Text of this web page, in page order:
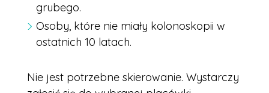
grubego.
Osoby, które nie miały kolonoskopii w
ostatnich 10 latach.
Nie jest potrzebne skierowanie. Wystarczy